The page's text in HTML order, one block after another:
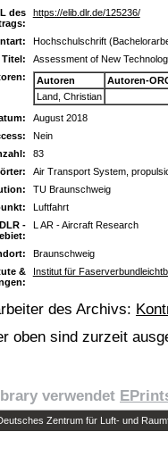
des
https://elib.dlr.de/125236/
Hochschulschrift
Titel:
Assessment of New
Autoren
Autoren-
Land, Christian
August 2018
Nein
83
Air Transport System,
TU Braunschweig
Luftfahrt
DLR -
L AR - Aircraft Research
Braunschweig
&
Institut für
des Archivs:
oben sind zurzeit
verwendet
Zentrum für Luft- und